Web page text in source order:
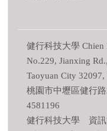
健行科技大學 Chien
No.229, Jianxing
Taoyuan City
桃園市中壢區健行
4581196
健行科技大學 資